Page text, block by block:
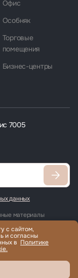
7005
данных
материалы
Офис
Особняк
Торговые
помещения
Бизнес-центры
миру, помощь
Anwin
с сайтом,
и согласны
в Политике